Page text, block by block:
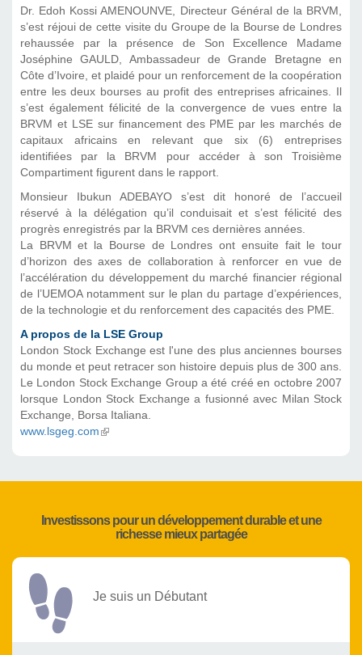
Dr. Edoh Kossi AMENOUNVE, Directeur Général de la BRVM,
s’est réjoui de cette visite du Groupe de la Bourse de Londres
rehaussée par la présence de Son Excellence Madame
Joséphine GAULD, Ambassadeur de Grande Bretagne en
Côte d’Ivoire, et plaidé pour un renforcement de la coopération
entre les deux bourses au profit des entreprises africaines. Il
s’est également félicité de la convergence de vues entre la
BRVM et LSE sur financement des PME par les marchés de
capitaux africains en relevant que six (6) entreprises
identifiées par la BRVM pour accéder à son Troisième
Compartiment figurent dans le rapport.
Monsieur Ibukun ADEBAYO s’est dit honoré de l’accueil
réservé à la délégation qu’il conduisait et s’est félicité des
progrès enregistrés par la BRVM ces dernières années.
La BRVM et la Bourse de Londres ont ensuite fait le tour
d’horizon des axes de collaboration à renforcer en vue de
l’accélération du développement du marché financier régional
de l’UEMOA notamment sur le plan du partage d’expériences,
de la technologie et du renforcement des capacités des PME.
A propos de la LSE Group
London Stock Exchange est l'une des plus anciennes bourses
du monde et peut retracer son histoire depuis plus de 300 ans.
Le London Stock Exchange Group a été créé en octobre 2007
lorsque London Stock Exchange a fusionné avec Milan Stock
Exchange, Borsa Italiana.
www.lsgeg.com (link is external)
Investissons pour un développement durable et une
richesse mieux partagée
Je suis un Débutant